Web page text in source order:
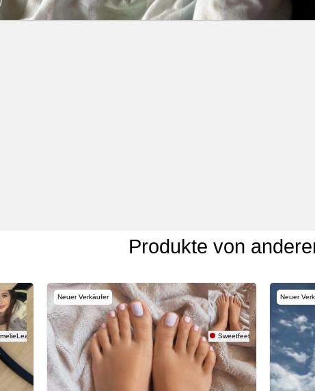
Produkte von
Neuer Verkäufer
Sweetfeet22
Neuer